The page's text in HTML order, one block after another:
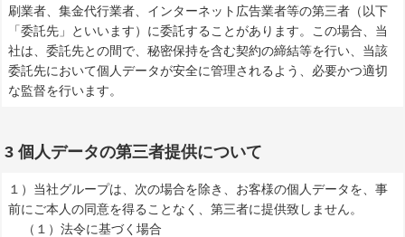
刷業者、集金代行業者、インターネット広告業者等の第三者（以下
「委託先」といいます）に委託することがあります。この場合、当
社は、委託先との間で、秘密保持を含む契約の締結等を行い、当該
委託先において個人データが安全に管理されるよう、必要かつ適切
な監督を行います。
3 個人データの第三者提供について
１）当社グループは、次の場合を除き、お客様の個人データを、事
前にご本人の同意を得ることなく、第三者に提供致しません。
（１）法令に基づく場合